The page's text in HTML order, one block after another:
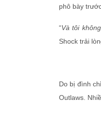
phô bày
“Và tôi
Shock trải
Do bị đình
Outlaws.